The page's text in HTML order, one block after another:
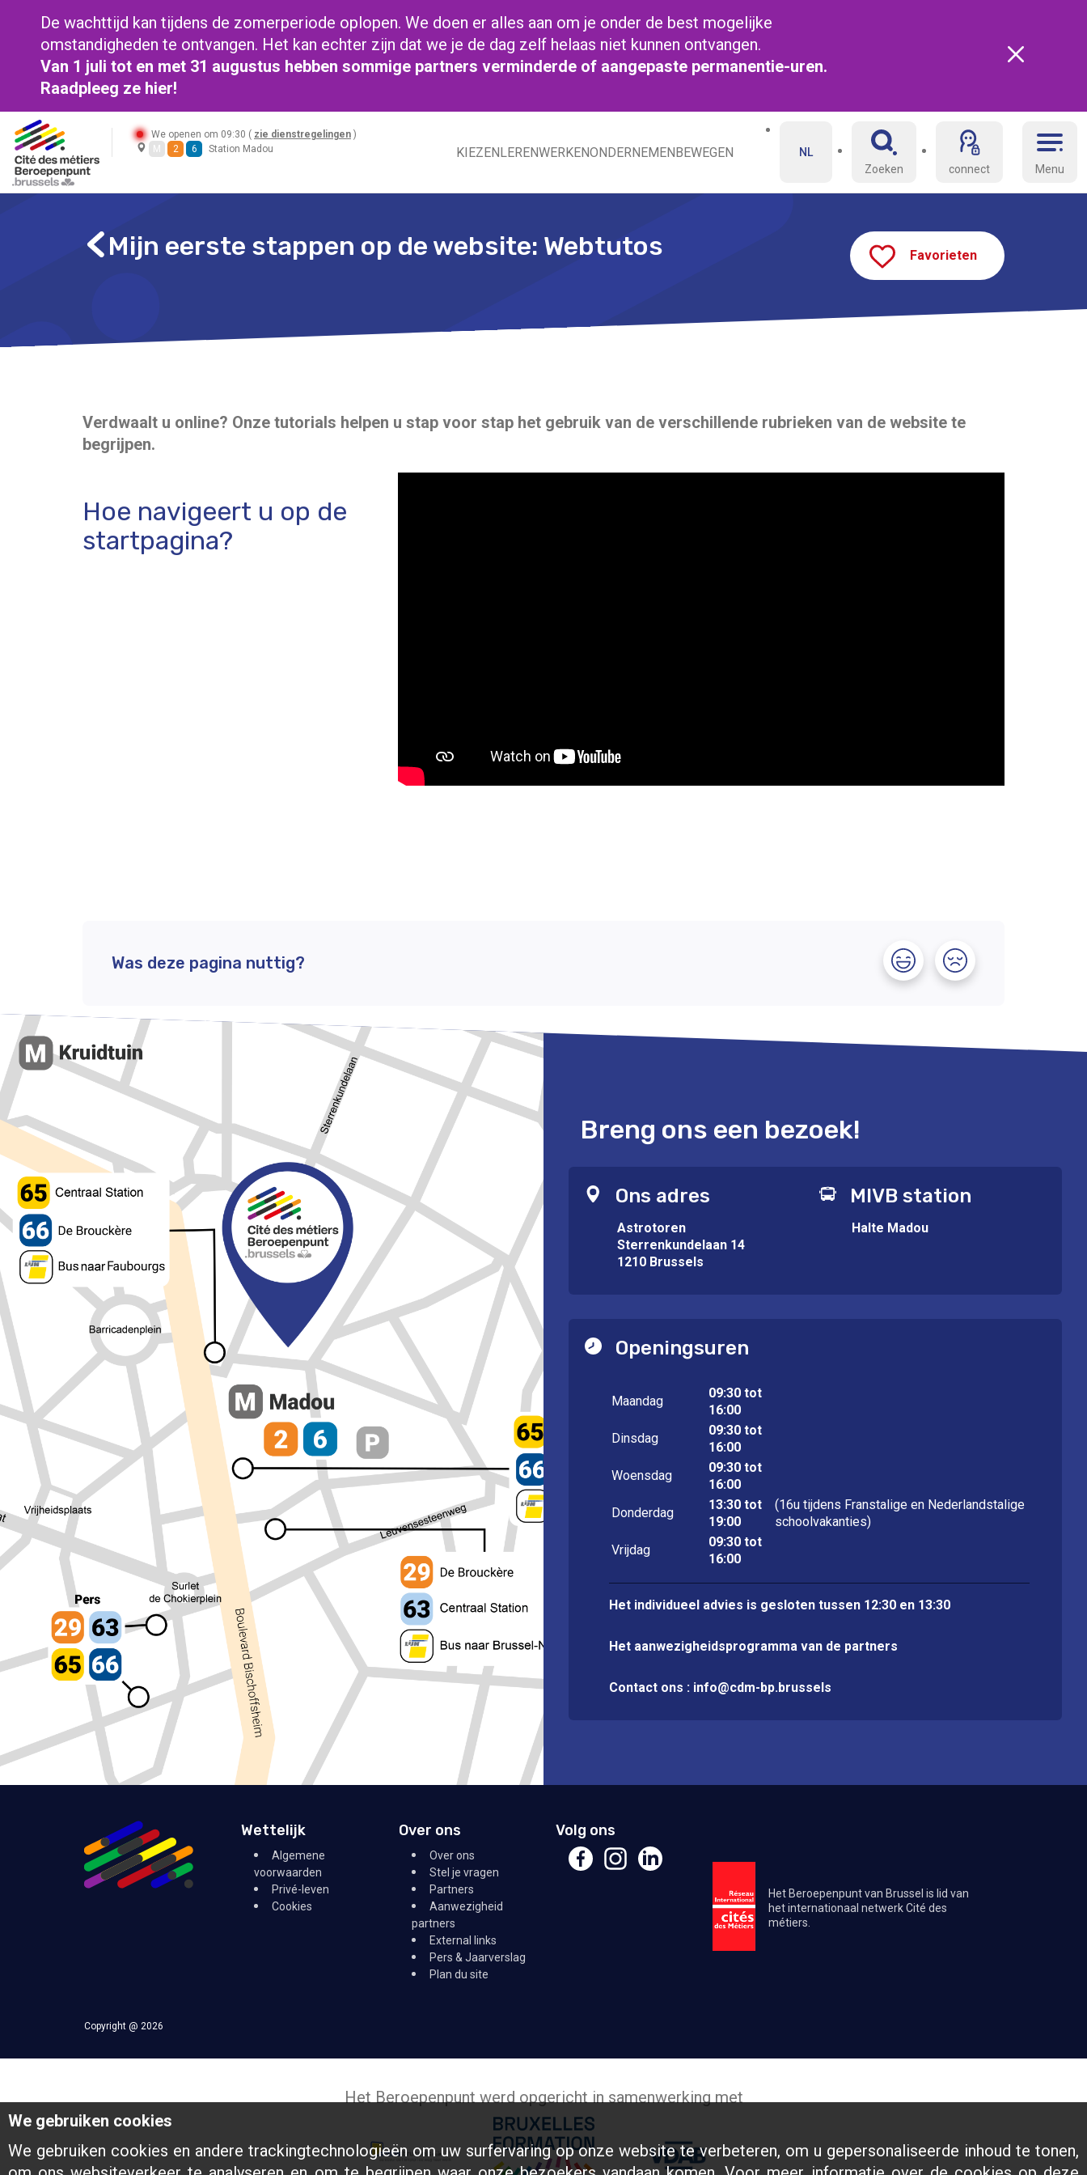
De wachttijd kan tijdens de zomerperiode oplopen. We doen er alles aan om je onder de best mogelijke
omstandigheden te ontvangen. Het kan echter zijn dat we je de dag zelf helaas niet kunnen ontvangen.
Van 1 juli tot en met 31 augustus hebben sommige partners verminderde of aangepaste permanentie-uren.
Raadpleeg ze hier!
We gebruiken cookies
We gebruiken cookies en andere trackingtechnologieën om uw surfervaring op onze website te verbeteren, om u gepersonaliseerde inhoud te tonen,
We openen om 09:30 ( zie dienstregelingen )
M
2 6 Station Madou KIEZENLERENWERKENONDERNEMENBEWEGEN
Menu
NL
Zoeken
connect
Mijn eerste stappen op de website: Webtutos Favorieten
Verdwaalt u online? Onze tutorials helpen u stap voor stap het gebruik van de verschillende rubrieken van de website te
begrijpen.
Hoe navigeert u op de
startpagina?
Was deze pagina nuttig?
Breng ons een bezoek!
Ons adres
Astrotoren
Sterrenkundelaan 14
1210 Brussels
MIVB station
Halte Madou
Openingsuren
Maandag
09:30 tot
16:00
Dinsdag
09:30 tot
16:00
Woensdag
09:30 tot
16:00
Donderdag
13:30 tot
19:00
(16u tijdens Franstalige en Nederlandstalige
schoolvakanties)
Vrijdag
09:30 tot
16:00
Het individueel advies is gesloten tussen 12:30 en 13:30
Het aanwezigheidsprogramma van de partners
Contact ons : info@cdm-bp.brussels
Wettelijk
Algemene
voorwaarden
Privé-leven
Cookies
Over ons
Over ons
Stel je vragen
Partners
Aanwezigheid
partners
External links
Pers & Jaarverslag
Plan du site
Volg ons
Het Beroepenpunt van Brussel is lid van
het internationaal netwerk Cité des
métiers.
Copyright @ 2026
Het Beroepenpunt werd opgericht in samenwerking met